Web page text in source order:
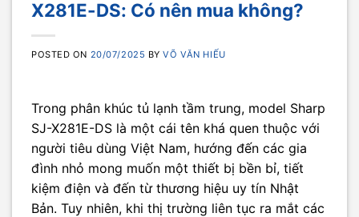
X281E-DS: Có nên mua không?
POSTED ON 20/07/2025 BYVÕ VĂN HIẾU
Trong phân khúc tủ lạnh tầm trung, model Sharp
SJ-X281E-DS là một cái tên khá quen thuộc với
người tiêu dùng Việt Nam, hướng đến các gia
đình nhỏ mong muốn một thiết bị bền bỉ, tiết
kiệm điện và đến từ thương hiệu uy tín Nhật
Bản. Tuy nhiên, khi thị trường liên tục ra mắt các